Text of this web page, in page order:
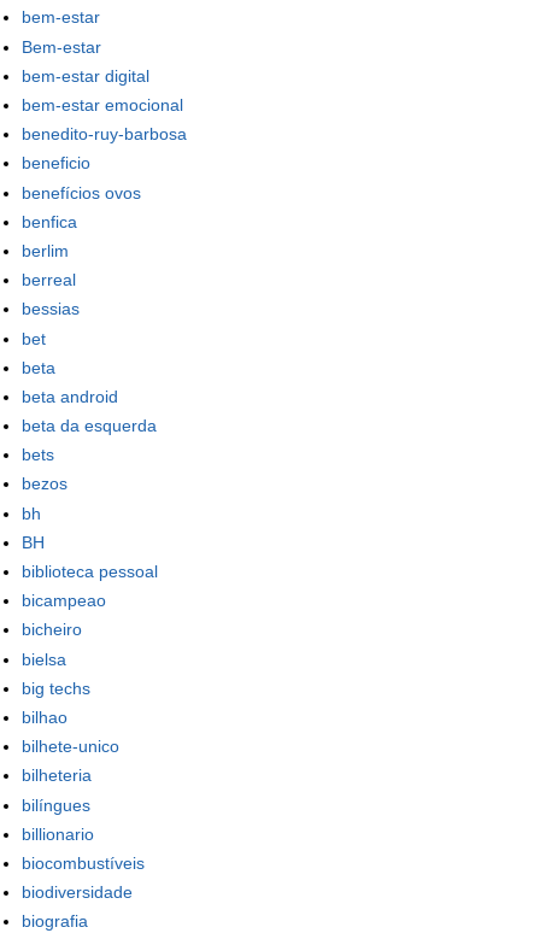
bem-estar
Bem-estar
bem-estar digital
bem-estar emocional
benedito-ruy-barbosa
beneficio
benefícios ovos
benfica
berlim
berreal
bessias
bet
beta
beta android
beta da esquerda
bets
bezos
bh
BH
biblioteca pessoal
bicampeao
bicheiro
bielsa
big techs
bilhao
bilhete-unico
bilheteria
bilíngues
billionario
biocombustíveis
biodiversidade
biografia